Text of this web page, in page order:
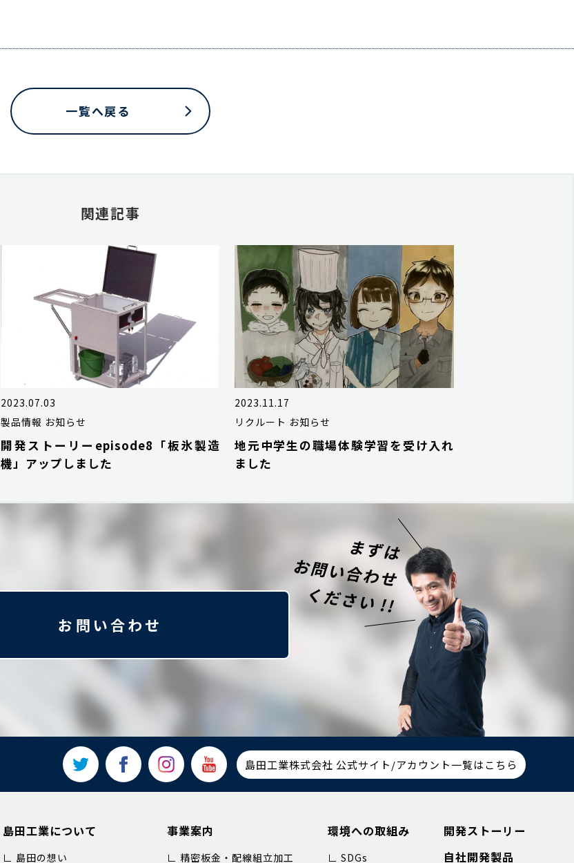
一覧へ戻る
関連記事
2023.07.03
製品情報 お知らせ
開発ストーリーepisode8「板氷製造
機」アップしました
2023.11.17
リクルート お知らせ
地元中学生の職場体験学習を受け入れ
ました
お問い合わせ
島田工業株式会社 公式サイト/アカウント一覧はこちら
島田工業について
∟ 島田の想い
事業案内
∟ 精密板金・配線組立加工
環境への取組み
∟ SDGs
開発ストーリー
自社開発製品